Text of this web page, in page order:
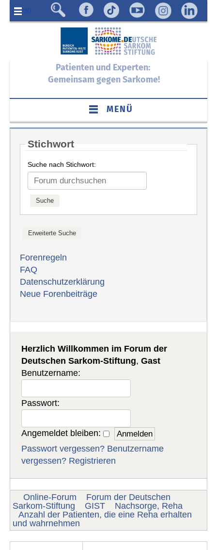
Menü
Patienten und Experten:
Gemeinsam gegen Sarkome!
MENÜ
Stichwort
Suche nach Stichwort:
Forenregeln
FAQ
Datenschutzerklärung
Neue Forenbeiträge
Herzlich Willkommen im Forum der
Deutschen Sarkom-Stiftung,Gast
Benutzername:
Passwort:
Angemeldet bleiben:
Passwort vergessen? Benutzername
vergessen? Registrieren
Online-Forum
Forum der Deutschen
Sarkom-Stiftung
GIST
Nachsorge, Reha
Anzahl der Patienten, die eine Reha erhalten
und wahrnehmen